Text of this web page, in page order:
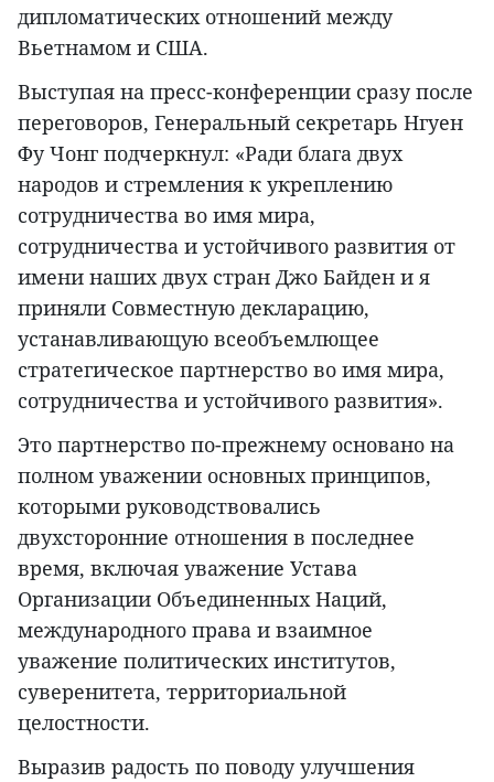
дипломатических отношений между
Вьетнамом и США.
Выступая на пресс-конференции сразу после
переговоров, Генеральный секретарь Нгуен
Фу Чонг подчеркнул: «Ради блага двух
народов и стремления к укреплению
сотрудничества во имя мира,
сотрудничества и устойчивого развития от
имени наших двух стран Джо Байден и я
приняли Совместную декларацию,
устанавливающую всеобъемлющее
стратегическое партнерство во имя мира,
сотрудничества и устойчивого развития».
Это партнерство по-прежнему основано на
полном уважении основных принципов,
которыми руководствовались
двухсторонние отношения в последнее
время, включая уважение Устава
Организации Объединенных Наций,
международного права и взаимное
уважение политических институтов,
суверенитета, территориальной
целостности.
Выразив радость по поводу улучшения